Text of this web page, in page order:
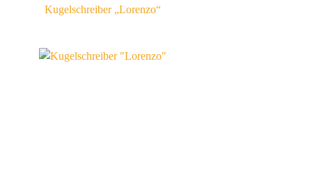
Kugelschreiber „Lorenzo“